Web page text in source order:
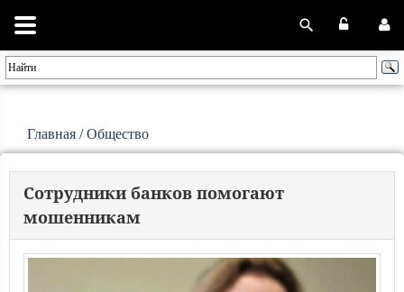
Главная /Общество
Сотрудники банков помогают
мошенникам